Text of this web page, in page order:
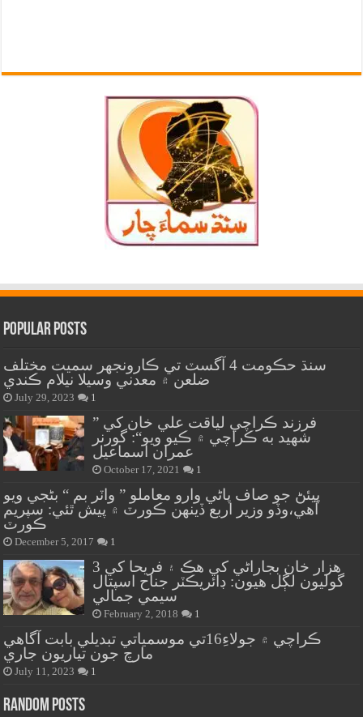
Popular Posts
سنڌ حڪومت 4 آگسٽ تي ڪارونجهر سميت مختلف
ضلعن ۾ معدني وسيلا نيلام ڪندي
July 29, 2023 1
” فرزند ڪراچي لياقت علي خان کي
شهيد به ڪراچي ۾ ڪيو ويو“: گورنر
عمران اسماعيل
October 17, 2021 1
پيئڻ جو صاف پاڻي وارو معاملو ” واٽر بم “ بڻجي ويو
آهي،وڏو وزير اربع ڏينهن ڪورٽ ۾ پيش ٿئي: سپريم
ڪورٽ
December 5, 2017 1
هزار خان بجاراڻي کي هڪ ۽ فريحا کي 3
گوليون لڳل هيون: ڊائريڪٽر جناح اسپتال
سيمي جمالي
February 2, 2018 1
ڪراچي ۾ جولاءِ16تي موسمياتي تبديلي بابت آگاهي
مارچ جون تياريون جاري
July 11, 2023 1
Random Posts